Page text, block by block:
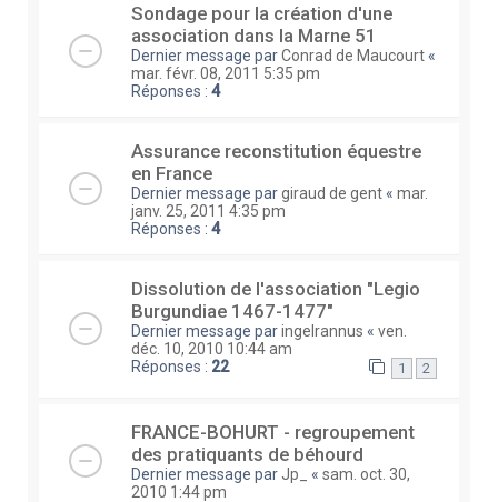
Sondage pour la création d'une
association dans la Marne 51
Dernier message parConrad de Maucourt «
mar. févr. 08, 2011 5:35 pm
Réponses : 4
Assurance reconstitution équestre
en France
Dernier message pargiraud de gent « mar.
janv. 25, 2011 4:35 pm
Réponses : 4
Dissolution de l'association "Legio
Burgundiae 1467-1477"
Dernier message paringelrannus « ven.
déc. 10, 2010 10:44 am
Réponses : 22 1 2
FRANCE-BOHURT - regroupement
des pratiquants de béhourd
Dernier message par Jp_ « sam. oct. 30,
2010 1:44 pm